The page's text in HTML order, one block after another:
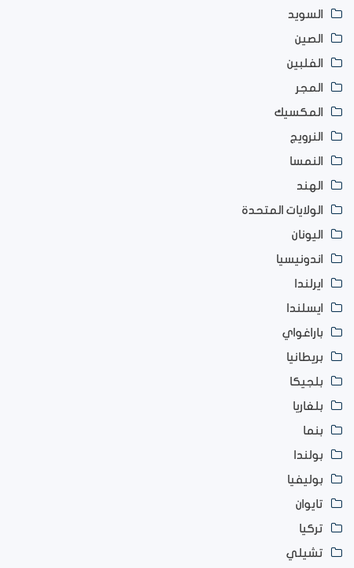
السويد
الصين
الفلبين
المجر
المكسيك
النرويج
النمسا
الهند
الولايات المتحدة
اليونان
اندونيسيا
ايرلندا
ايسلندا
باراغواي
بريطانيا
بلجيكا
بلغاريا
بنما
بولندا
بوليفيا
تايوان
تركيا
تشيلي